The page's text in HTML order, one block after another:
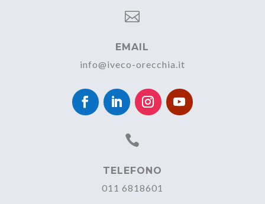

EMAIL
info@iveco-orecchia.it

TELEFONO
011 6818601